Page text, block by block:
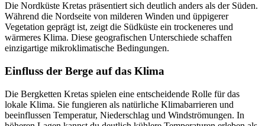
Die Nordküste Kretas präsentiert sich deutlich anders als der Süden.
Während die Nordseite von milderen Winden und üppigerer
Vegetation geprägt ist, zeigt die Südküste ein trockeneres und
wärmeres Klima. Diese geografischen Unterschiede schaffen
einzigartige mikroklimatische Bedingungen.
Einfluss der Berge auf das Klima
Die Bergketten Kretas spielen eine entscheidende Rolle für das
lokale Klima. Sie fungieren als natürliche Klimabarrieren und
beeinflussen Temperatur, Niederschlag und Windströmungen. In